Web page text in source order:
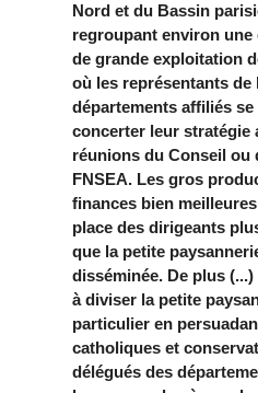
Nord et du Bassin
regroupant environ une
de grande exploitation
où les représentants de
départements affiliés
concerter leur stratégie
réunions du Conseil ou
FNSEA. Les gros
finances bien
place des dirigeants
que la petite
disséminée. De plus
à diviser la petite
particulier en
catholiques et
délégués des